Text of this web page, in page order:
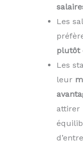
Les
plutôt
Les
leur
attirer